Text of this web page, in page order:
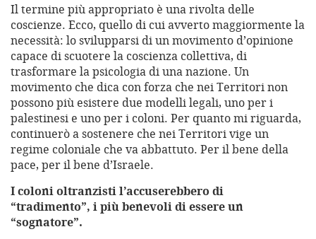
Il termine più appropriato è una rivolta delle
coscienze. Ecco, quello di cui avverto maggiormente la
necessità: lo svilupparsi di un movimento d’opinione
capace di scuotere la coscienza collettiva, di
trasformare la psicologia di una nazione. Un
movimento che dica con forza che nei Territori non
possono più esistere due modelli legali, uno per i
palestinesi e uno per i coloni. Per quanto mi riguarda,
continuerò a sostenere che nei Territori vige un
regime coloniale che va abbattuto. Per il bene della
pace, per il bene d’Israele.
I coloni oltranzisti l’accuserebbero di
“tradimento”, i più benevoli di essere un
“sognatore”.